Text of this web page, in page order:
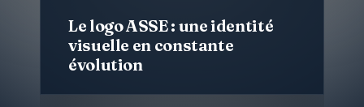
Le logo ASSE : une identité
visuelle en constante
évolution